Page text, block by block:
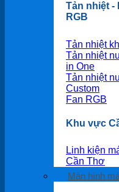
Tản nhiệt -
RGB
Tản nhiệt
Tản nhiệt
in One
Tản nhiệt
Custom
Fan RGB
Khu vực
Linh kiện
Cần Thơ
Màn hình